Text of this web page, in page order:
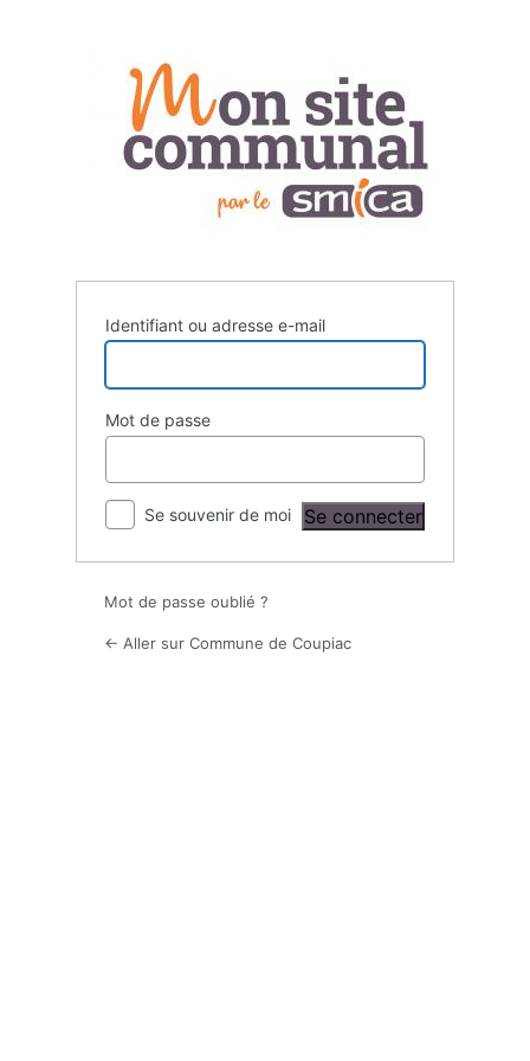
connecter
Identifiant ou adresse e-mail
Mot de passe
Se souvenir de moi
Mot de passe oublié ?
← Aller sur Commune de Coupiac